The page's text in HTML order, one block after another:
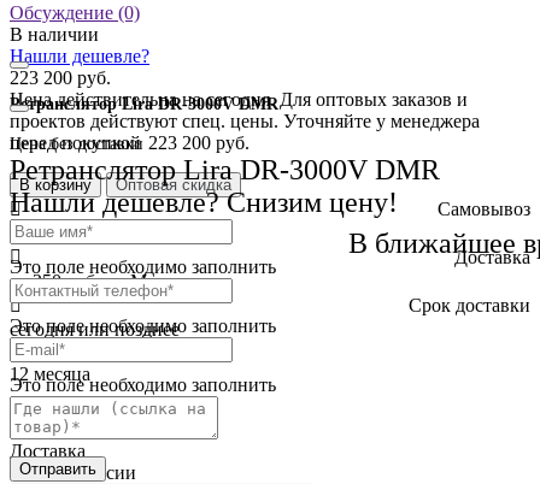
Обсуждение (0)
Ретранслятор Lira DR-3000V DMR
Цена без доставки 223 200 руб.
Ретранслятор Lira DR-3000V DMR
Нашли дешевле? Снизим цену!
Это поле необходимо заполнить
Это поле необходимо заполнить
Это поле необходимо заполнить
Отправить
В наличии
Нашли дешевле?
В ближайшее
223 200 руб.
Цена действительна на сегодня. Для оптовых заказов и
проектов действуют спец. цены. Уточняйте у менеджера
перед покупкой
В корзину Оптовая скидка
Самовывоз
бесплатно
Доставка
от 250 руб. по Москве
Cрок доставки
сегодня или позднее
Гарантия
12 месяца
Обмен и возврат
2 недели
Доставка
по всей России